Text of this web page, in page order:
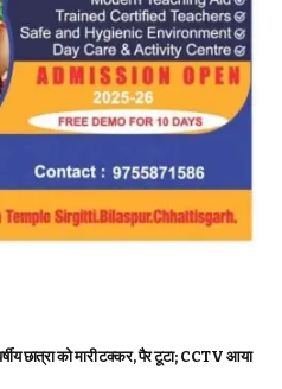
छात्रा को मारी टक्कर, पैर टूटा; CCTV आया